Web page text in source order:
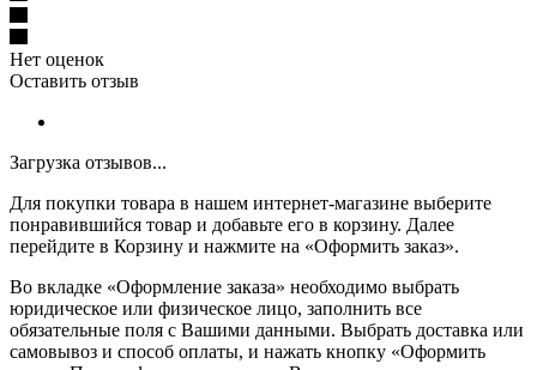
Нет оценок
Оставить отзыв
Загрузка отзывов...
Для покупки товара в нашем интернет-магазине выберите
понравившийся товар и добавьте его в корзину. Далее
перейдите в Корзину и нажмите на «Оформить заказ».
Во вкладке «Оформление заказа» необходимо выбрать
юридическое или физическое лицо, заполнить все
обязательные поля с Вашими данными. Выбрать доставка или
самовывоз и способ оплаты, и нажать кнопку «Оформить